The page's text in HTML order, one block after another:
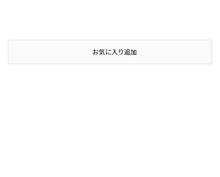
お気に入り追加